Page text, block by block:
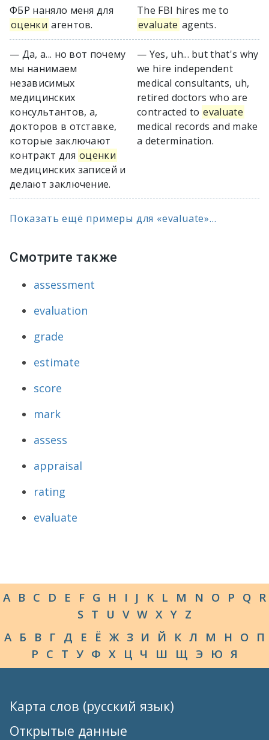
ФБР наняло меня для
оценки агентов.
The FBI hires me to
evaluate agents.
— Да, а... но вот почему
мы нанимаем
независимых
медицинских
консультантов, а,
докторов в отставке,
которые заключают
контракт для оценки
медицинских записей и
делают заключение.
— Yes, uh... but that's why
we hire independent
medical consultants, uh,
retired doctors who are
contracted to evaluate
medical records and make
a determination.
Показать ещё примеры для «evaluate»...
Смотрите также
assessment
evaluation
grade
estimate
score
mark
assess
appraisal
rating
evaluate
A B C D E F G H I J K L M N O P Q R
S T U V W X Y Z
А Б В Г Д Е Ё Ж З И Й К Л М Н О П
Р С Т У Ф Х Ц Ч Ш Щ Э Ю Я
Карта слов (русский язык)
Открытые данные